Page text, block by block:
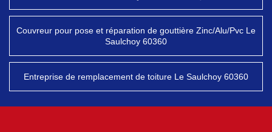
Couvreur pour pose et réparation de gouttière Zinc/Alu/Pvc Le
Saulchoy 60360
Entreprise de remplacement de toiture Le Saulchoy 60360